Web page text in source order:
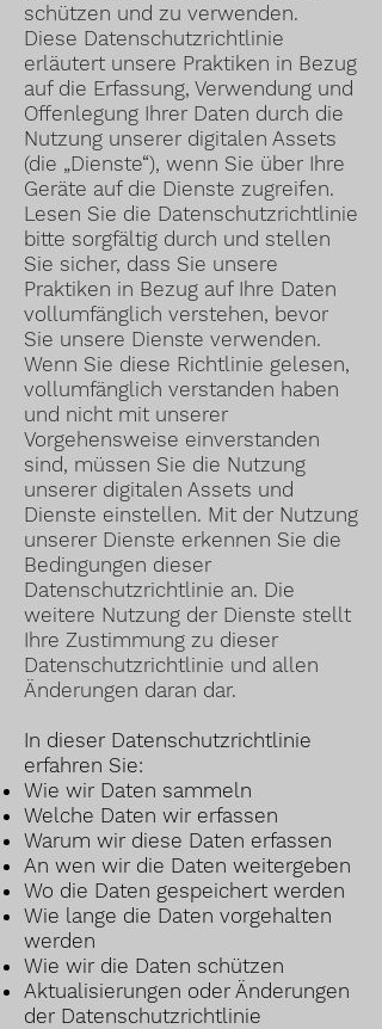
schützen und zu verwenden.
Diese Datenschutzrichtlinie
erläutert unsere Praktiken in Bezug
auf die Erfassung, Verwendung und
Offenlegung Ihrer Daten durch die
Nutzung unserer digitalen Assets
(die „Dienste“), wenn Sie über Ihre
Geräte auf die Dienste zugreifen.
Lesen Sie die Datenschutzrichtlinie
bitte sorgfältig durch und stellen
Sie sicher, dass Sie unsere
Praktiken in Bezug auf Ihre Daten
vollumfänglich verstehen, bevor
Sie unsere Dienste verwenden.
Wenn Sie diese Richtlinie gelesen,
vollumfänglich verstanden haben
und nicht mit unserer
Vorgehensweise einverstanden
sind, müssen Sie die Nutzung
unserer digitalen Assets und
Dienste einstellen. Mit der Nutzung
unserer Dienste erkennen Sie die
Bedingungen dieser
Datenschutzrichtlinie an. Die
weitere Nutzung der Dienste stellt
Ihre Zustimmung zu dieser
Datenschutzrichtlinie und allen
Änderungen daran dar.
In dieser Datenschutzrichtlinie
erfahren Sie:
Wie wir Daten sammeln
Welche Daten wir erfassen
Warum wir diese Daten erfassen
An wen wir die Daten weitergeben
Wo die Daten gespeichert werden
Wie lange die Daten vorgehalten
werden
Wie wir die Daten schützen
Aktualisierungen oder Änderungen
der Datenschutzrichtlinie